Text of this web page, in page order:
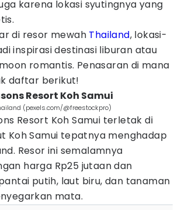
karena lokasi syutingnya yang
di resor mewah Thailand, lokasi-
inspirasi destinasi liburan atau
romantis. Penasaran di mana
daftar berikut!
Resort Koh Samui
(pexels.com/@freestockpro)
Resort Koh Samui terletak di
Koh Samui tepatnya menghadap
Resor ini semalamnya
harga Rp25 jutaan dan
putih, laut biru, dan tanaman
mata.